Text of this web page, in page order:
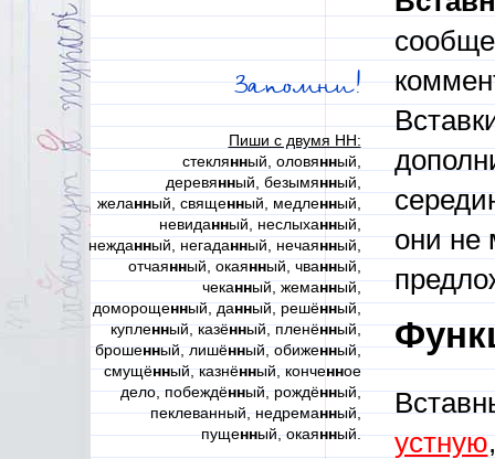
Запомни!
Пиши с двумя НН:
стеклянный, оловянный,
деревянный, безымянный,
желанный, священный, медленный,
невиданный, неслыханный,
нежданный, негаданный, нечаянный,
отчаянный, окаянный, чванный,
чеканный, жеманный,
доморощенный, данный, решённый,
купленный, казённый, пленённый,
брошенный, лишённый, обиженный,
смущённый, казнённый, конченное
дело, побеждённый, рождённый,
пеклеванный, недреманный,
пущенный, окаянный.
они не
устную